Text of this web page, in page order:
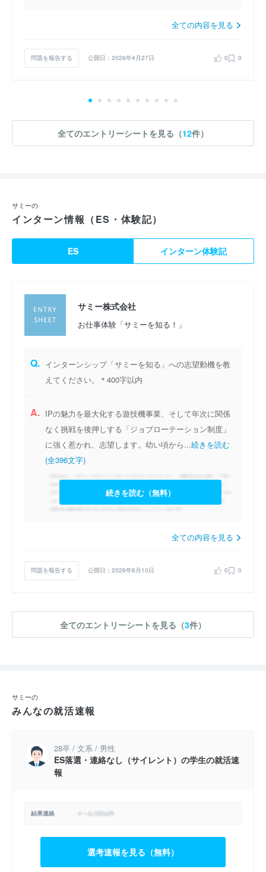
全ての内容を見る
問題を報告する 公開日：2026年4月27日 0 0
全てのエントリーシートを見る（12件）
サミーの
インターン情報（ES・体験記）
ES インターン体験記
サミー株式会社
お仕事体験「サミーを知る！」
Q. インターンシップ「サミーを知る」への志望動機を教
えてください。＊400字以内
A. IPの魅力を最大化する遊技機事業、そして年次に関係
なく挑戦を後押しする「ジョブローテーション制度」
に強く惹かれ、志望します。幼い頃から...続きを読む
(全396文字)
続きを読む（無料）
全ての内容を見る
問題を報告する 公開日：2026年6月10日 0 0
全てのエントリーシートを見る（3件）
サミーの
みんなの就活速報
28卒 / 文系 / 男性
ES落選・連絡なし（サイレント）の学生の就活速
報
結果連絡
選考速報を見る（無料）